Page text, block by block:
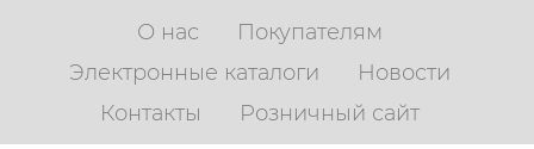
О нас
Покупателям
Электронные каталоги
Новости
Контакты
Розничный сайт